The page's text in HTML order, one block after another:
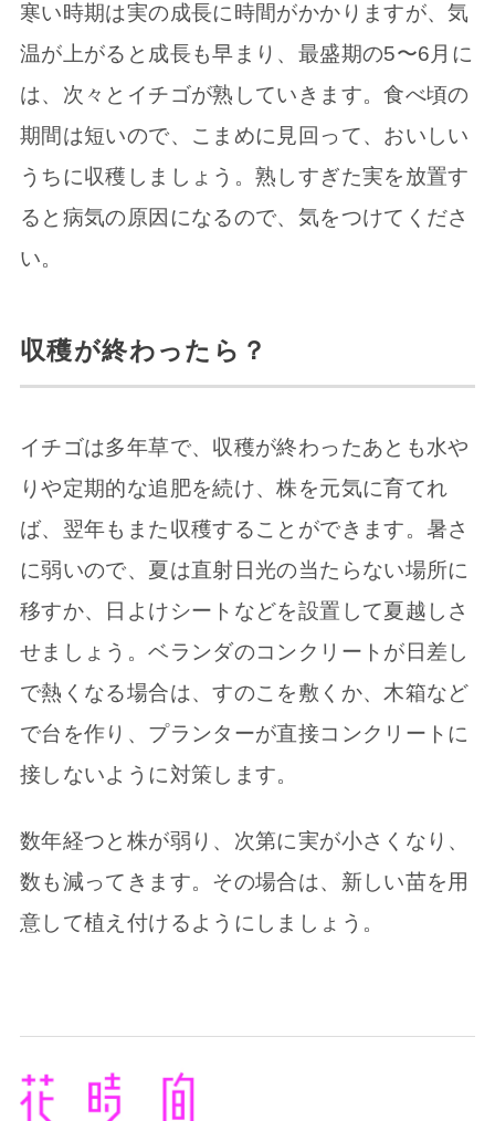
寒い時期は実の成長に時間がかかりますが、気
温が上がると成長も早まり、最盛期の5〜6月に
は、次々とイチゴが熟していきます。食べ頃の
期間は短いので、こまめに見回って、おいしい
うちに収穫しましょう。熟しすぎた実を放置す
ると病気の原因になるので、気をつけてくださ
い。
収穫が終わったら？
イチゴは多年草で、収穫が終わったあとも水や
りや定期的な追肥を続け、株を元気に育てれ
ば、翌年もまた収穫することができます。暑さ
に弱いので、夏は直射日光の当たらない場所に
移すか、日よけシートなどを設置して夏越しさ
せましょう。ベランダのコンクリートが日差し
で熱くなる場合は、すのこを敷くか、木箱など
で台を作り、プランターが直接コンクリートに
接しないように対策します。
数年経つと株が弱り、次第に実が小さくなり、
数も減ってきます。その場合は、新しい苗を用
意して植え付けるようにしましょう。